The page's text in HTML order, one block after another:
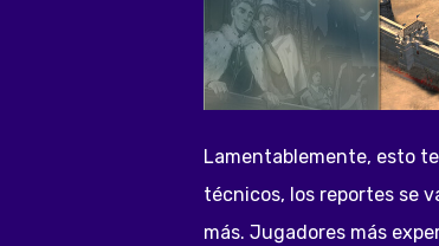
Lamentablemente, esto
técnicos, los reportes se
más. Jugadores más